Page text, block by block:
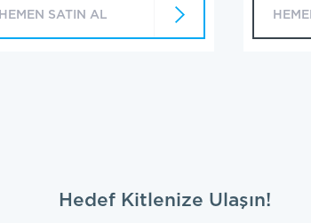
HEMEN SATIN AL
Hedef Kitlenize Ulaşın!